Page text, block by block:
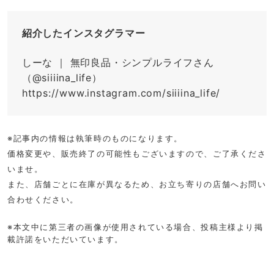
紹介したインスタグラマー
しーな ｜ 無印良品・シンプルライフさん
（@siiiina_life）
https://www.instagram.com/siiiina_life/
※記事内の情報は執筆時のものになります。
価格変更や、販売終了の可能性もございますので、ご了承くださ
いませ。
また、店舗ごとに在庫が異なるため、お立ち寄りの店舗へお問い
合わせください。
※本文中に第三者の画像が使用されている場合、投稿主様より掲
載許諾をいただいています。